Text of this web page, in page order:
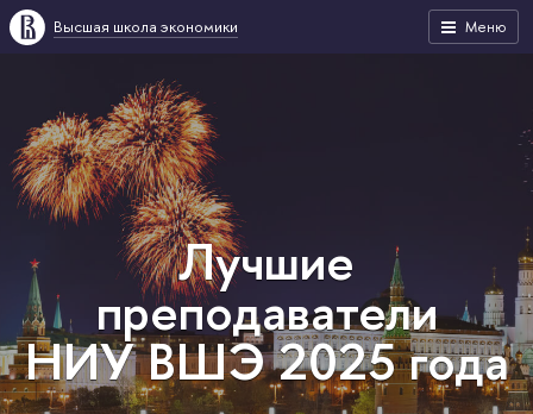
Меню
Высшая школа экономики
Лучшие
преподаватели
НИУ ВШЭ 2025 года